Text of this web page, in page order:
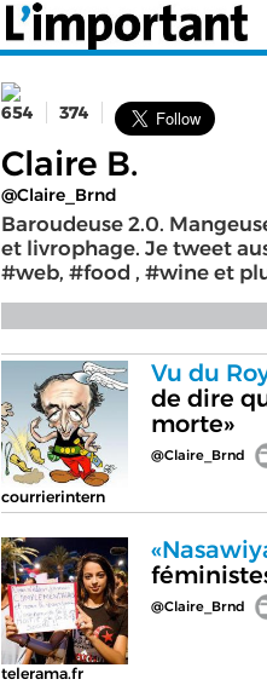
SÉLECTION DE L'ÉTÉ
ABONNEZ-VOUS À LA
SUIVEZ NOUS:
< RETOUR À L'ACCUEIL
654 374
Claire B.
@Claire_Brnd
Baroudeuse 2.0.
et livrophage. Je tweet
#web, #food , #wine et
courrierintern
Vu du
de dire
morte»
@Claire_Brnd
telerama.fr
@Claire_Brnd